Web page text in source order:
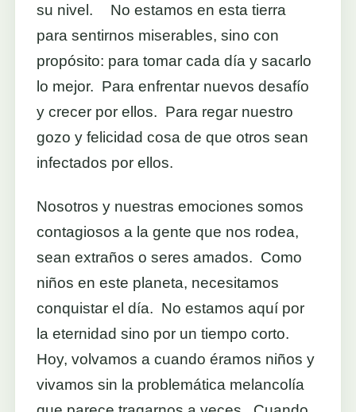
su nivel. No estamos en esta tierra
para sentirnos miserables, sino con
propósito: para tomar cada día y sacarlo
lo mejor. Para enfrentar nuevos desafío
y crecer por ellos. Para regar nuestro
gozo y felicidad cosa de que otros sean
infectados por ellos.
Nosotros y nuestras emociones somos
contagiosos a la gente que nos rodea,
sean extraños o seres amados. Como
niños en este planeta, necesitamos
conquistar el día. No estamos aquí por
la eternidad sino por un tiempo corto.
Hoy, volvamos a cuando éramos niños y
vivamos sin la problemática melancolía